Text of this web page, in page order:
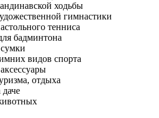
ходьбы
гимнастики
тенниса
бадминтона
видов спорта
отдыха